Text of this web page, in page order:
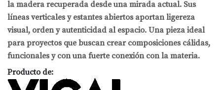
la madera recuperada desde una mirada actual. Sus
líneas verticales y estantes abiertos aportan ligereza
visual, orden y autenticidad al espacio. Una pieza ideal
para proyectos que buscan crear composiciones cálidas,
funcionales y con una fuerte conexión con la materia.
Producto de: